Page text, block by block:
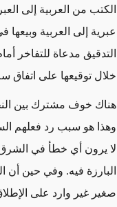
الكتب من العربية إلى
عبرية إلى العربية
التدقيق مدعاة للتفاخر
خلال توقيعها على اتفاق
هناك خوف مشترك بين
وهذا هو سبب رد فعلهم
لا يرون أي خطأ في الشرق
البارزة فيه. وفي حين أن
صغير غير وارد على